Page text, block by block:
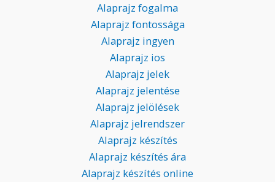
Alaprajz fogalma
Alaprajz fontossága
Alaprajz ingyen
Alaprajz ios
Alaprajz jelek
Alaprajz jelentése
Alaprajz jelölések
Alaprajz jelrendszer
Alaprajz készítés
Alaprajz készítés ára
Alaprajz készítés online